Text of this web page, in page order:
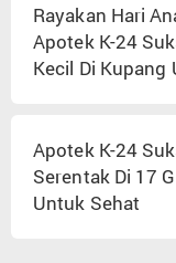
Rayakan Hari
Apotek K-24
Kecil Di
Apotek K-24
Serentak Di 17
Untuk Sehat